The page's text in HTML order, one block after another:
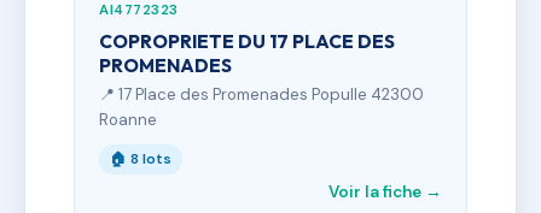
AI4772323
COPROPRIETE DU 17 PLACE DES
PROMENADES
📍 17 Place des Promenades Populle 42300
Roanne
🏠 8 lots
Voir la fiche →